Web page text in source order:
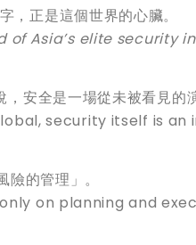
正是這個世界的心臟。
of Asia’s elite security
安全是一場從未被看見的演
security itself is an
的管理」。
on planning and